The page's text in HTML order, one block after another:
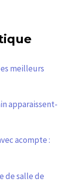
meilleurs
apparaissent-
acompte :
de salle de